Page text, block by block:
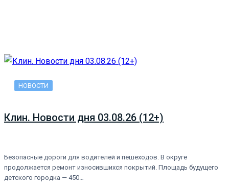
НОВОСТИ
Клин. Новости дня 03.08.26 (12+)
Безопасные дороги для водителей и пешеходов. В округе
продолжается ремонт износившихся покрытий. Площадь будущего
детского городка — 450…